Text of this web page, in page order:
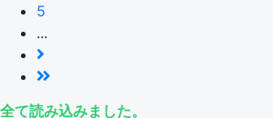
5
...
全て読み込みました。